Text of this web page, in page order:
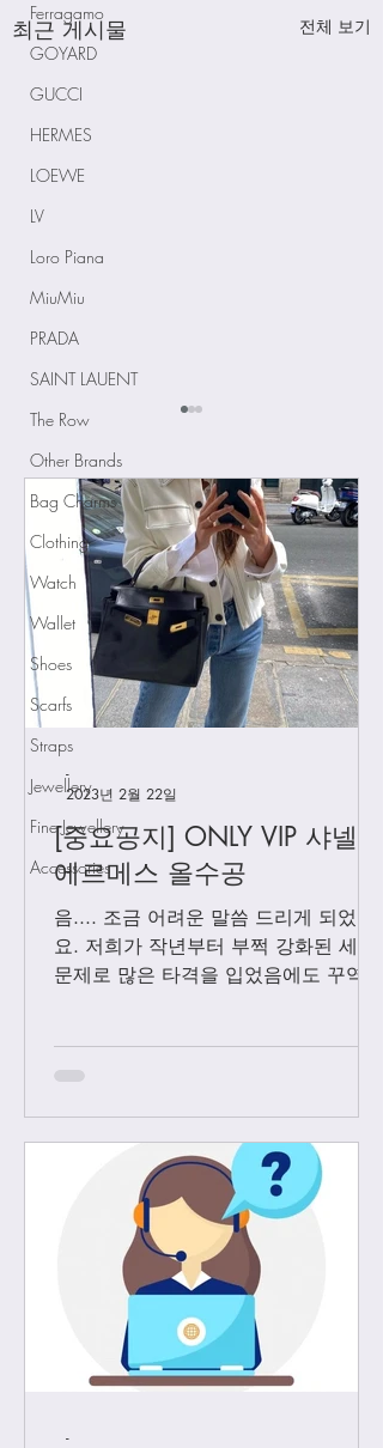
Ferragamo
GOYARD
GUCCI
HERMES
LOEWE
LV
Loro Piana
MiuMiu
PRADA
SAINT LAUENT
The Row
Other Brands
Bag Charms
Clothing
Watch
Wallet
Shoes
Scarfs
Straps
Jewellery
Fine Jewellery
Accessories
최근 게시물 전체 보기
[중요공지] 카톡 문의 응
대 시간
[중요공지] ONLY VIP 샤넬 +
에르메스 올수공
음.... 조금 어려운 말씀 드리게 되었어
요. 저희가 작년부터 부쩍 강화된 세관
문제로 많은 타격을 입었음에도 꾸역꾸
다. Vip...
-
2023년 2월 22일
-